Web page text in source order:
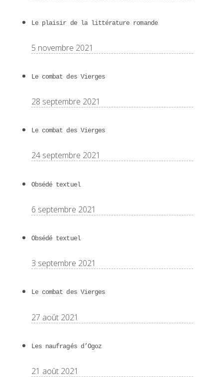
Le plaisir de la littérature romande
5 novembre 2021
Le combat des Vierges
28 septembre 2021
Le combat des Vierges
24 septembre 2021
Obsédé textuel
6 septembre 2021
Obsédé textuel
3 septembre 2021
Le combat des Vierges
27 août 2021
Les naufragés d’Ogoz
21 août 2021